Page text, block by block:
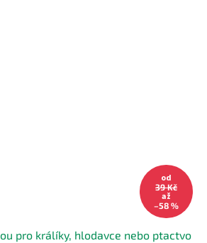
od
39 Kč
až
–58 %
pro králíky, hlodavce nebo ptactvo